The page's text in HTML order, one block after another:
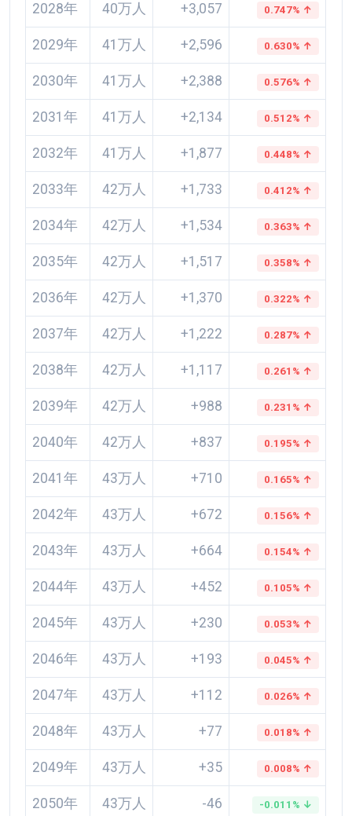
2028年 40万人 +3,057 0.747% ↑
2029年 41万人 +2,596 0.630% ↑
2030年 41万人 +2,388 0.576% ↑
2031年 41万人 +2,134 0.512% ↑
2032年 41万人 +1,877 0.448% ↑
2033年 42万人 +1,733 0.412% ↑
2034年 42万人 +1,534 0.363% ↑
2035年 42万人 +1,517 0.358% ↑
2036年 42万人 +1,370 0.322% ↑
2037年 42万人 +1,222 0.287% ↑
2038年 42万人 +1,117 0.261% ↑
2039年 42万人 +988 0.231% ↑
2040年 42万人 +837 0.195% ↑
2041年 43万人 +710 0.165% ↑
2042年 43万人 +672 0.156% ↑
2043年 43万人 +664 0.154% ↑
2044年 43万人 +452 0.105% ↑
2045年 43万人 +230 0.053% ↑
2046年 43万人 +193 0.045% ↑
2047年 43万人 +112 0.026% ↑
2048年 43万人 +77 0.018% ↑
2049年 43万人 +35 0.008% ↑
2050年 43万人 -46 -0.011% ↓